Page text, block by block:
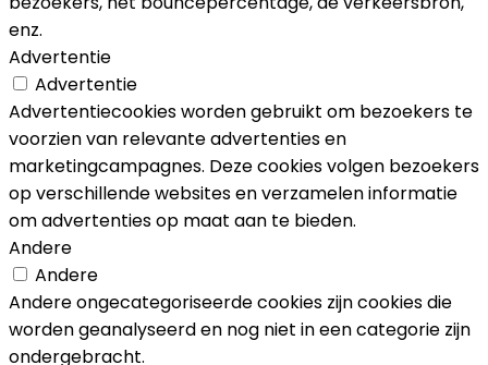
enz.
Advertentie
Advertentie
Advertentiecookies worden gebruikt om bezoekers te
voorzien van relevante advertenties en
marketingcampagnes. Deze cookies volgen bezoekers
op verschillende websites en verzamelen informatie
om advertenties op maat aan te bieden.
Andere
Andere
Andere ongecategoriseerde cookies zijn cookies die
worden geanalyseerd en nog niet in een categorie zijn
ondergebracht.